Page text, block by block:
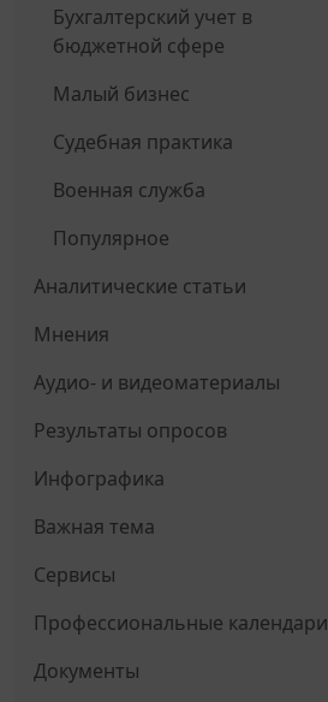
Бухгалтерский учет в
бюджетной сфере
Малый бизнес
Судебная практика
Военная служба
Популярное
Аналитические статьи
Мнения
Аудио- и видеоматериалы
Результаты опросов
Инфографика
Важная тема
Сервисы
Профессиональные календари
Документы